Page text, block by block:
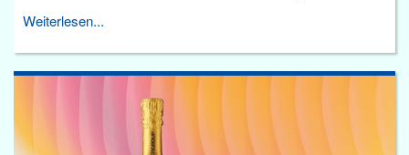
Weiterlesen...